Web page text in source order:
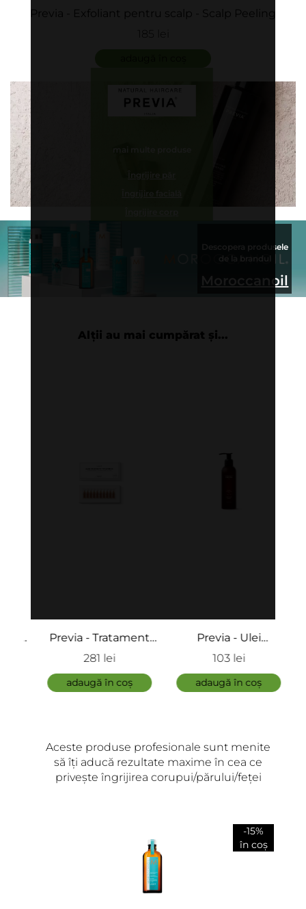
Previa - Exfoliant pentru scalp - Scalp Peeling
185 lei
Descopera produsele
Moroccanoil
Alții au mai cumpărat și...
Previa - Tratament
anti-cădere - Extra
281 lei
adaugă în coș
Previa - Ulei
profesional protectiv
103 lei
adaugă în coș
Aceste produse profesionale sunt menite
să îți aducă rezultate maxime în cea ce
privește îngrijirea corupui/părului/feței
-15%
în coș